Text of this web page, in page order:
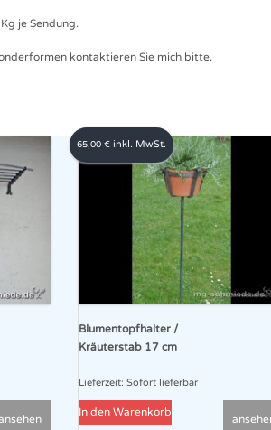
je Sendung.
kontaktieren Sie mich bitte.
Blumentopfhalter /
Kräuterstab 17 cm
65,00 € inkl. MwSt.
Lieferzeit: Sofort lieferbar
In den Warenkorb